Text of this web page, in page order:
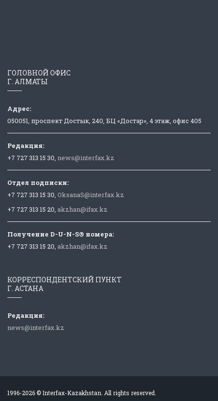
ГОЛОВНОЙ ОФИС
Г. АЛМАТЫ
Адрес:
050051, проспект Достык, 240, БЦ «Достар», 4 этаж, офис 405
Редакция:
+7 727 313 15 30, news@interfax.kz
Отдел подписки:
+7 727 313 15 30, OksanaS@interfax.kz
+7 727 313 15 20, akzhan@ifax.kz
Получение D-U-N-S® номера:
+7 727 313 15 20, akzhan@ifax.kz
КОРРЕСПОНДЕНТСКИЙ ПУНКТ
Г. АСТАНА
Редакция:
news@interfax.kz
1996-2026 © Interfax-Kazakhstan. All rights reserved.